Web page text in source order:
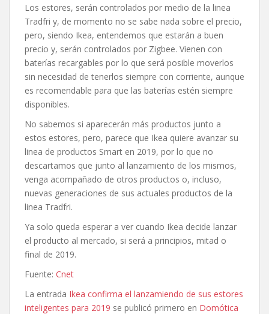
Los estores, serán controlados por medio de la linea
Tradfri y, de momento no se sabe nada sobre el precio,
pero, siendo Ikea, entendemos que estarán a buen
precio y, serán controlados por Zigbee. Vienen con
baterías recargables por lo que será posible moverlos
sin necesidad de tenerlos siempre con corriente, aunque
es recomendable para que las baterías estén siempre
disponibles.
No sabemos si aparecerán más productos junto a
estos estores, pero, parece que Ikea quiere avanzar su
linea de productos Smart en 2019, por lo que no
descartamos que junto al lanzamiento de los mismos,
venga acompañado de otros productos o, incluso,
nuevas generaciones de sus actuales productos de la
linea Tradfri.
Ya solo queda esperar a ver cuando Ikea decide lanzar
el producto al mercado, si será a principios, mitad o
final de 2019.
Fuente: Cnet
La entrada Ikea confirma el lanzamiendo de sus estores
inteligentes para 2019 se publicó primero en Domótica